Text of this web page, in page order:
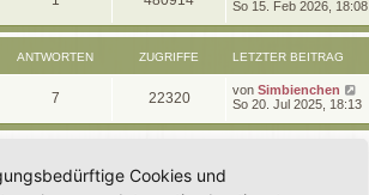
w
o
t
r
i
f
f
e
r
B
e
r
a
g
n
t
w
o
t
u
g
i
e
z
e
r
B
e
t
So 15. Feb 2026, 18:08
ANTWORTEN ZUGRIFFE LETZTER BEITRAG
7A
n
22320Z
u
L
e
z
von Simbienchen
So 20. Jul 2025, 18:13
Cookies und